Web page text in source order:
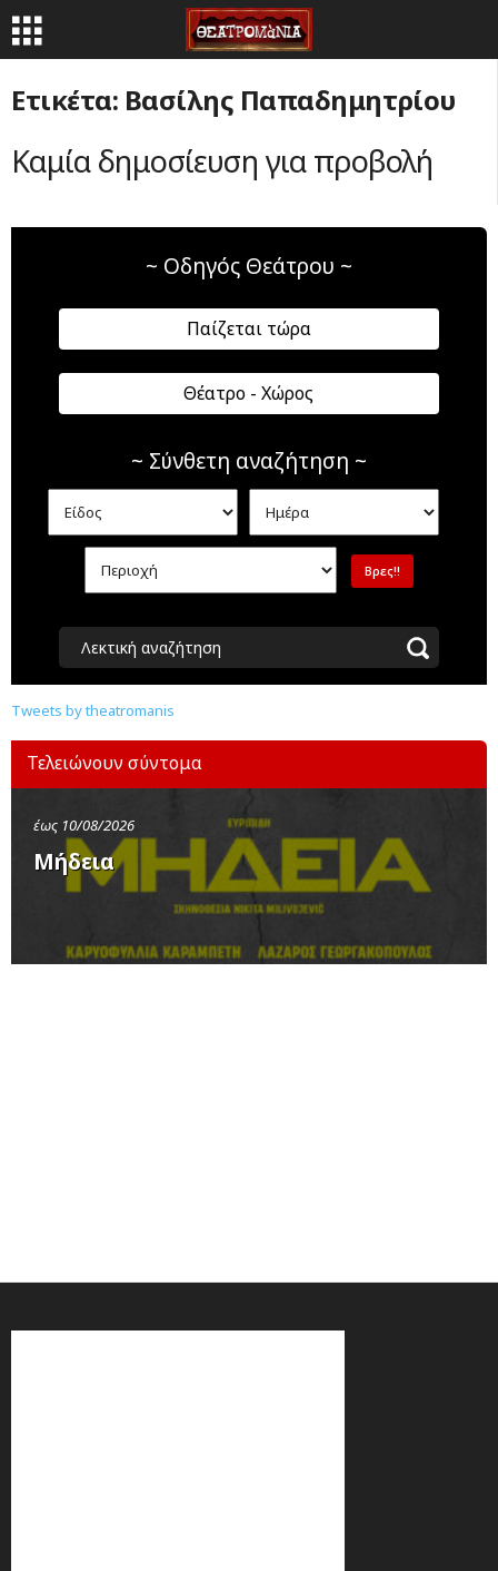
Ετικέτα: Βασίλης Παπαδημητρίου
Καμία δημοσίευση για προβολή
~ Οδηγός Θεάτρου ~
Παίζεται τώρα
Θέατρο - Χώρος
~ Σύνθετη αναζήτηση ~
Λεκτική αναζήτηση
Tweets by theatromanis
Τελειώνουν σύντομα
έως 10/08/2026
Μήδεια